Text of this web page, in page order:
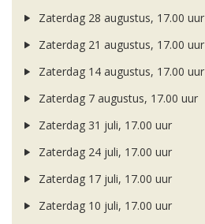
Zaterdag 28 augustus, 17.00 uur
Zaterdag 21 augustus, 17.00 uur
Zaterdag 14 augustus, 17.00 uur
Zaterdag 7 augustus, 17.00 uur
Zaterdag 31 juli, 17.00 uur
Zaterdag 24 juli, 17.00 uur
Zaterdag 17 juli, 17.00 uur
Zaterdag 10 juli, 17.00 uur